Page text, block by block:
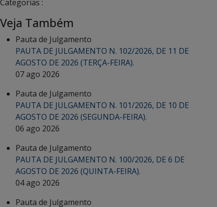
Categorias :
Veja Também
Pauta de Julgamento
PAUTA DE JULGAMENTO N. 102/2026, DE 11 DE
AGOSTO DE 2026 (TERÇA-FEIRA).
07 ago 2026
Pauta de Julgamento
PAUTA DE JULGAMENTO N. 101/2026, DE 10 DE
AGOSTO DE 2026 (SEGUNDA-FEIRA).
06 ago 2026
Pauta de Julgamento
PAUTA DE JULGAMENTO N. 100/2026, DE 6 DE
AGOSTO DE 2026 (QUINTA-FEIRA).
04 ago 2026
Pauta de Julgamento